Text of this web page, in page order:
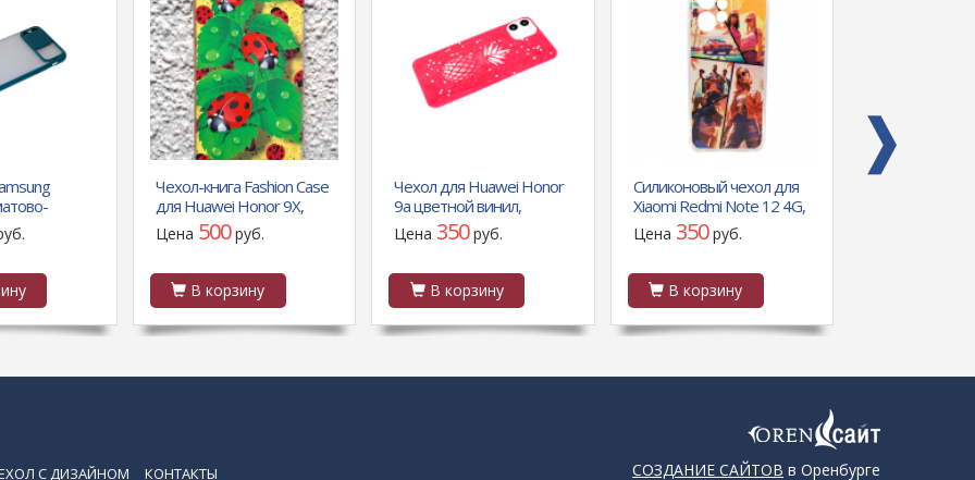
Чехол-книга Fashion Case
для Huawei Honor 9X,
красочный принт, божьи
коровки, золотой
Цена 500руб.
В корзину
Чехол для Huawei Honor
9a цветной винил,
крупные-мелкие блестки
звездочки, ананас
Цена 350руб.
В корзину
Силиконовый чехол для
Xiaomi Redmi Note 12 4G,
антишок, принт, гта
стиль №2
Цена 350руб.
В корзину
С ДИЗАЙНОМ КОНТАКТЫ СОЗДАНИЕ САЙТОВ в Оренбурге